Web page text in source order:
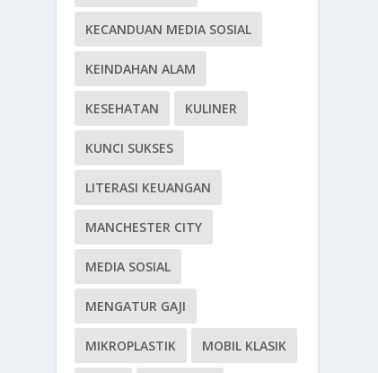
KECANDUAN MEDIA SOSIAL
KEINDAHAN ALAM
KESEHATAN KULINER
KUNCI SUKSES
LITERASI KEUANGAN
MANCHESTER CITY
MEDIA SOSIAL
MENGATUR GAJI
MIKROPLASTIK MOBIL KLASIK